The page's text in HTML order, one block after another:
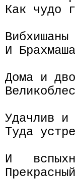
Как чудо
И
Дома и
Удачлив и
Туда
И